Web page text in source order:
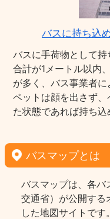
バスに持ち込
バスに手荷物として
合計が1メートル以内
が多く、バス事業者に
ペットは顔を出さず
た状態であれば持ち込
バスマップとは
バスマップは、各バ
交通省）が公開する
した地図サイトです。